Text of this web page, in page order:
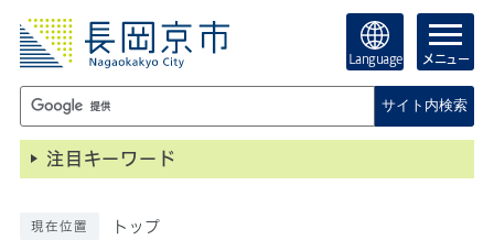
Language メニュー
サイト内検索
注目キーワード
現在位置 トップ